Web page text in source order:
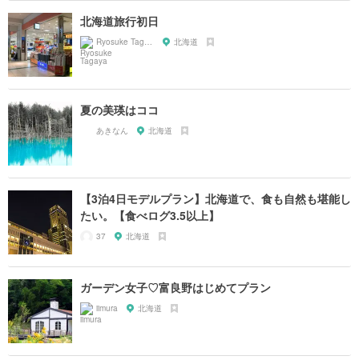
北海道旅行初日
北海道
夏の美瑛はココ
あきなん 北海道
【3泊4日モデルプラン】北海道で、食も自然も堪能し
たい。【食べログ3.5以上】
37 北海道
ガーデン女子♡富良野はじめてプラン
iimura 北海道